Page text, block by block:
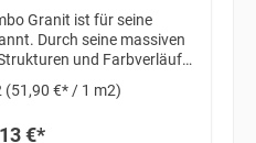
Granit ist für seine
Durch seine massiven
und Farbverläufe
(51,90 €* / 1 m2)
€*